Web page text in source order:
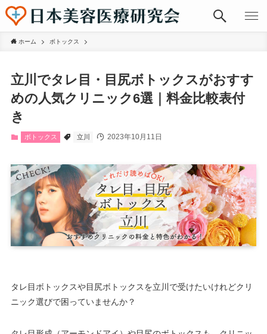
ホーム ボトックス
立川でタレ目・目尻ボトックスがおすす
めの人気クリニック6選｜料金比較表付
き
ボトックス 立川 2023年10月11日
タレ目ボトックスや目尻ボトックスを立川で受けたいけれどクリ
ニック選びで困っていませんか？